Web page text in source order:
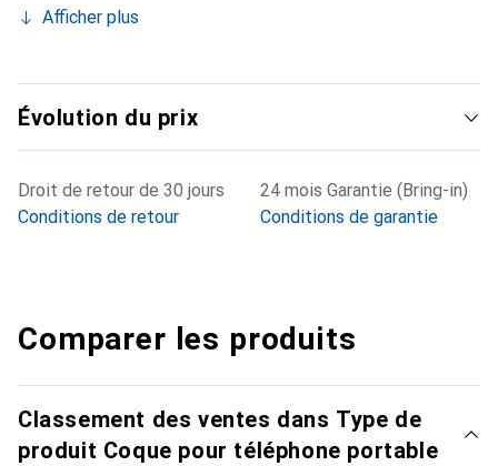
Afficher plus
Évolution du prix
Droit de retour de 30 jours
Conditions de retour
24 mois Garantie (Bring-in)
Conditions de garantie
Comparer les produits
Classement des ventes dans Type de
produit Coque pour téléphone portable